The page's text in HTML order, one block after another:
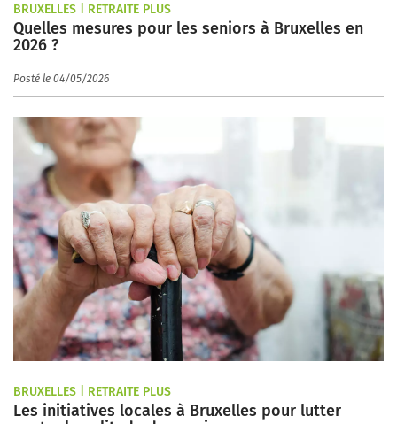
BRUXELLES | RETRAITE PLUS
Quelles mesures pour les seniors à Bruxelles en
2026 ?
Posté le 04/05/2026
BRUXELLES | RETRAITE PLUS
Les initiatives locales à Bruxelles pour lutter